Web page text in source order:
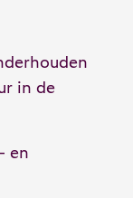
in de
en